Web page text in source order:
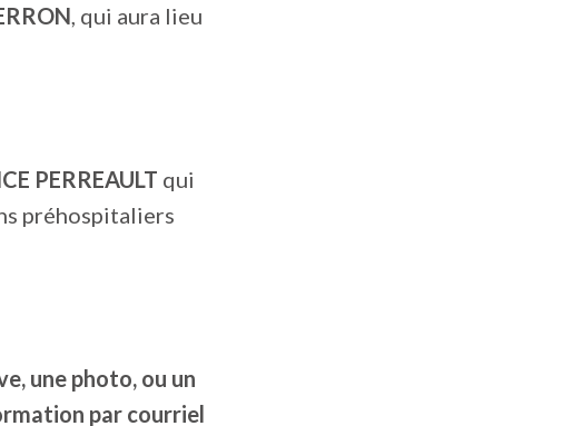
, qui aura lieu
PERREAULT qui
préhospitaliers
une photo, ou un
par courriel